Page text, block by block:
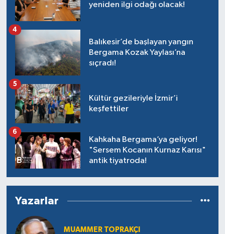
yeniden ilgi odağı olacak!
Balıkesir’de başlayan yangın
Bergama Kozak Yaylası’na
sıçradı!
4
Kültür gezileriyle İzmir’i
keşfettiler
5
Kahkaha Bergama’ya geliyor!
"Sersem Kocanın Kurnaz Karısı"
antik tiyatroda!
6
Yazarlar
MUAMMER TOPRAKÇI